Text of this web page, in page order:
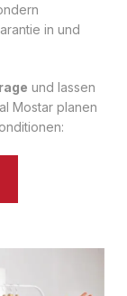
in und
und lassen
Mostar planen